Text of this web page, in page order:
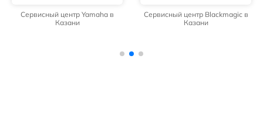
Сервисный центр Yamaha в
Казани
Сервисный центр Blackmagic в
Казани